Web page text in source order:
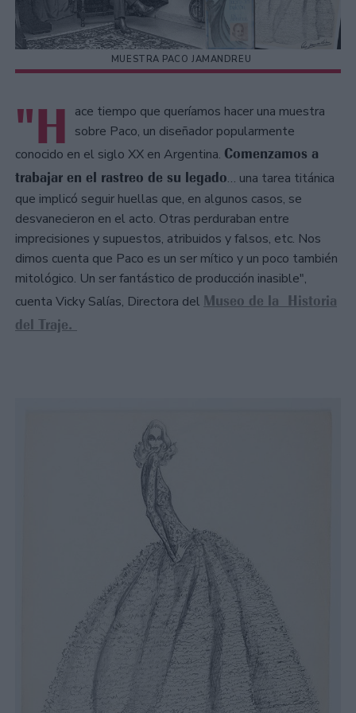
MUESTRA PACO JAMANDREU
"H ace tiempo que queríamos hacer una muestra
sobre Paco, un diseñador popularmente
conocido en el siglo XX en Argentina. Comenzamos a
trabajar en el rastreo de su legado… una tarea titánica
que implicó seguir huellas que, en algunos casos, se
desvanecieron en el acto. Otras perduraban entre
imprecisiones y supuestos, atribuidos y falsos, etc. Nos
dimos cuenta que Paco es un ser mítico y un poco también
mitológico. Un ser fantástico de producción inasible",
cuenta Vicky Salías, Directora del Museo de la Historia
del Traje.